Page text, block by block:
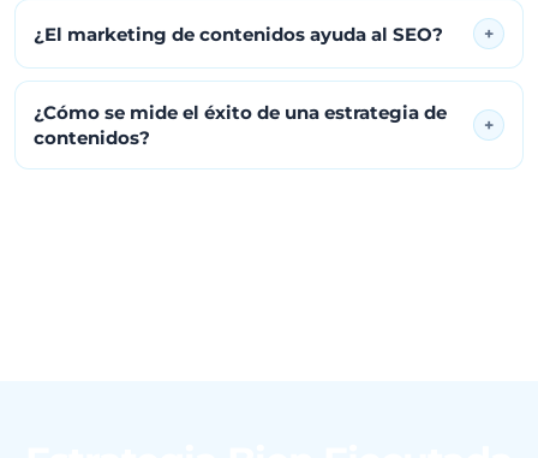
¿El marketing de contenidos ayuda al SEO? +
¿Cómo se mide el éxito de una estrategia de
contenidos?
+